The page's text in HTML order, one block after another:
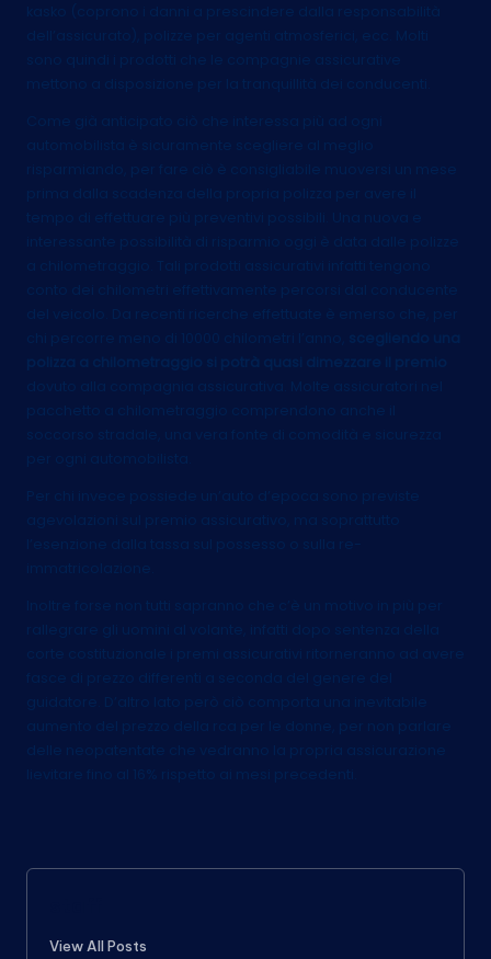
kasko (coprono i danni a prescindere dalla responsabilità
dell’assicurato), polizze per agenti atmosferici, ecc. Molti
sono quindi i prodotti che le compagnie assicurative
mettono a disposizione per la tranquillità dei conducenti.
Come già anticipato ciò che interessa più ad ogni
automobilista è sicuramente scegliere al meglio
risparmiando, per fare ciò è consigliabile muoversi un mese
prima dalla scadenza della propria polizza per avere il
tempo di effettuare più preventivi possibili. Una nuova e
interessante possibilità di risparmio oggi è data dalle polizze
a chilometraggio. Tali prodotti assicurativi infatti tengono
conto dei chilometri effettivamente percorsi dal conducente
del veicolo. Da recenti ricerche effettuate è emerso che, per
chi percorre meno di 10000 chilometri l’anno,
scegliendo una
polizza a chilometraggio si potrà quasi dimezzare il premio
dovuto alla compagnia assicurativa. Molte assicuratori nel
pacchetto a chilometraggio comprendono anche il
soccorso stradale, una vera fonte di comodità e sicurezza
per ogni automobilista.
Per chi invece possiede un’auto d’epoca sono previste
agevolazioni sul premio assicurativo, ma soprattutto
l’esenzione dalla tassa sul possesso o sulla re-
immatricolazione.
Inoltre forse non tutti sapranno che c’è un motivo in più per
rallegrare gli uomini al volante, infatti dopo sentenza della
corte costituzionale i premi assicurativi ritorneranno ad avere
fasce di prezzo differenti a seconda del genere del
guidatore. D’altro lato però ciò comporta una inevitabile
aumento del prezzo della rca per le donne, per non parlare
delle neopatentate che vedranno la propria assicurazione
lievitare fino al 16% rispetto ai mesi precedenti.
View All Posts